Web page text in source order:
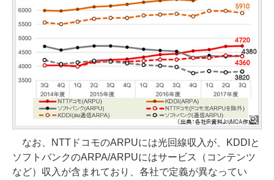
なお、NTTドコモのARPUには光回線収入が、KDDIと
ソフトバンクのARPA/ARPUにはサービス（コンテンツ
など）収入が含まれており、各社で定義が異なってい